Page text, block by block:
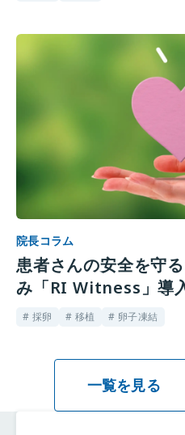
院長コラム
患者さんの安全を守
み「RI Witness」導
# 採卵 # 移植 # 卵子凍結
一覧を見る